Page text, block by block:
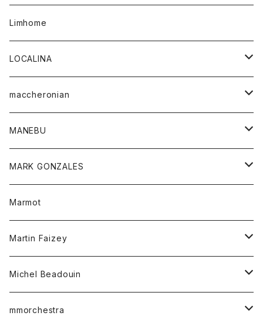
バンダナ
タンクトップ
Tシャツ
ベスト
ポロシャツ
ロングスリーブTシャツ
セーター
チュニック
シャツ
ワンピース
Tシャツ
スカート
パンツ
レディース
アウター
カットソー
トップス
シャツ
カーディガン
Limhome
LOCALINA
ロングスリーブテーシャツ
maccheronian
靴
MANEBU
靴
MARK GONZALES
トップス
Tシャツ
Marmot
Martin Faizey
ベルト
Michel Beadouin
トップス
mmorchestra